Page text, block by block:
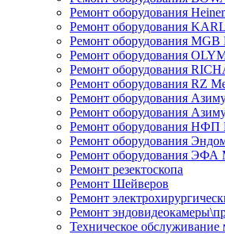
Ремонт оборудования
Ремонт оборудования
Ремонт оборудования MGB
Ремонт оборудования
Ремонт оборудования
Ремонт оборудования RZ
Ремонт оборудования
Ремонт оборудования
Ремонт оборудования НФП
Ремонт оборудования
Ремонт оборудования ЭФА
Ремонт резектоскопа
Ремонт Шейверов
Ремонт
Ремонт
Техническое